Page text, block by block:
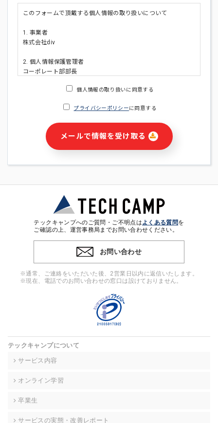
このフォームで頂戴する個人情報の取り扱いについて
1. 事業者
株式会社div
2. 個人情報保護管理者
コーポレート部部長
・ご請求された資料の送付のため
・本サービス及び本サービスに関連する情報(当社及び第三者の
サービス又は商品等の広告配信・宣伝を含みますが、それらに
・個人(法人の場合は担当者)を識別できない形式に加工した統
計情報の作成および利用
※上記の利用目的に基づいた本人への連絡及び配信について
4. 個人情報の第三者提供
ンをとるために、氏名等の一部の情報をサービス内で使用する
チャットツールで発信することにより、本サービスの他の利用
者等に提供することがあります。
当社は事業運営上、前項利用目的の範囲に限って個人情報を外
高い委託先を選定し、個人情報の適正管理・機密保持について
個人情報の開示等(利用目的の通知、開示、内容の訂正・追加・
て、下記の当社問合わせ窓口に申し出ることができます。その
個人情報の取り扱いに同意する
プライバシーポリシーに同意する
メールで情報を受け取る
テックキャンプへのご質問・ご不明点はよくある質問を
ご確認の上、運営事務局までお問い合わせください。
お問い合わせ
※通常、ご連絡をいただいた後、2営業日以内に返信いたします。
※現在、電話でのお問い合わせの窓口は設けておりません。
テックキャンプについて
サービス内容
オンライン学習
卒業生
サービスの実態・改善レポート